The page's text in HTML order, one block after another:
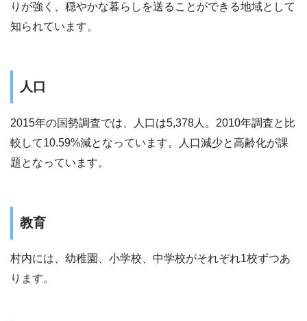
りが強く、穏やかな暮らしを送ることができる地域として
知られています。
人口
2015年の国勢調査では、人口は5,378人。2010年調査と比
較して10.59%減となっています。人口減少と高齢化が課
題となっています。
教育
村内には、幼稚園、小学校、中学校がそれぞれ1校ずつあ
ります。